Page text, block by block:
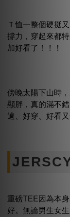
Ｔ恤一整個硬挺
撐力，穿起來都
加好看了！！！
傍晚太陽下山時
顯胖，真的滿不
適、好穿、好看
重磅TEE因為本
好。無論男生女